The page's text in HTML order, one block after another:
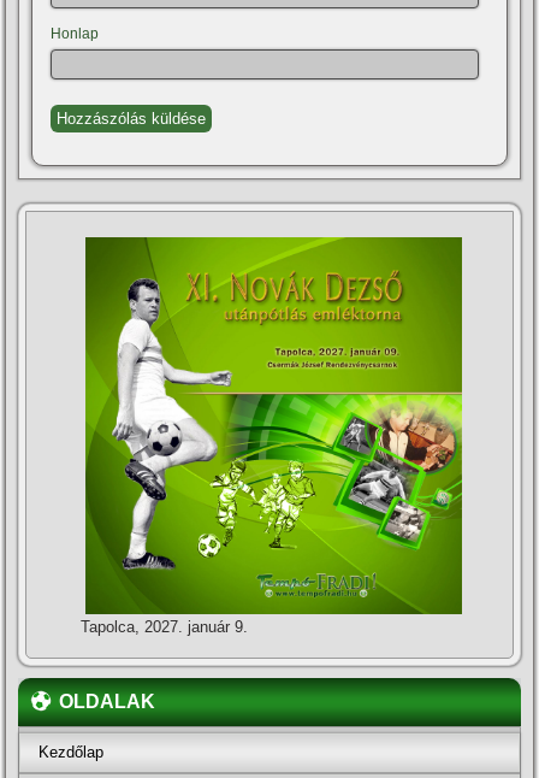
Honlap
Tapolca, 2027. január 9.
OLDALAK
Kezdőlap